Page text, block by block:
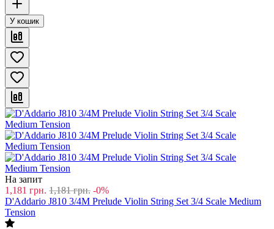
У кошик
На запит
1,181 грн. 1,181 грн. -0%
D'Addario J810 3/4M Prelude Violin String Set 3/4 Scale Medium
Tension